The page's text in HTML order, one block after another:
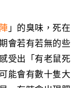
」的臭味，死在
會若有若無的些
受出「有老鼠死
能會有數十隻大